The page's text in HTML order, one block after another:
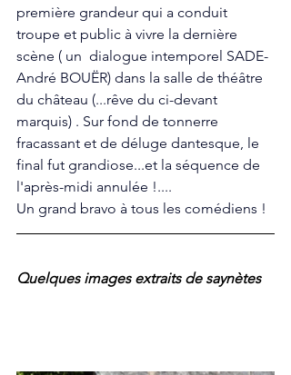
première grandeur qui a conduit
troupe et public à vivre la dernière
scène ( un  dialogue intemporel SADE-
André BOUËR) dans la salle de théâtre
du château (...rêve du ci-devant
marquis) . Sur fond de tonnerre
fracassant et de déluge dantesque, le
final fut grandiose...et la séquence de
l'après-midi annulée !....
Un grand bravo à tous les comédiens !
Quelques images extraits de saynètes